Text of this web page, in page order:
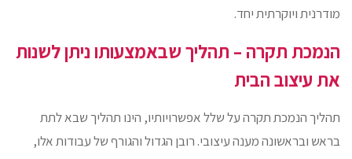
מודרנית ויוקרתית יחד.
הנמכת תקרה – תהליך שבאמצעותו ניתן לשנות
את עיצוב הבית
תהליך הנמכת תקרה על שלל אפשרויותיו, הינו תהליך שבא לתת
בראש ובראשונה מענה עיצובי. רובן הגדול והגורף של עבודות אלו,